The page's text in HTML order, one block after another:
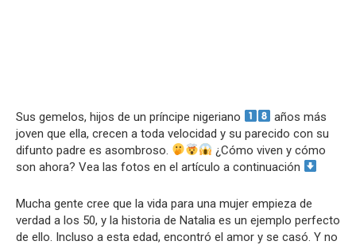
Sus gemelos, hijos de un príncipe nigeriano
años más
joven que ella, crecen a toda velocidad y su parecido con su
difunto padre es asombroso.
¿Cómo viven y cómo
son ahora? Vea las fotos en el artículo a continuación
Mucha gente cree que la vida para una mujer empieza de
verdad a los 50, y la historia de Natalia es un ejemplo perfecto
de ello. Incluso a esta edad, encontró el amor y se casó. Y no